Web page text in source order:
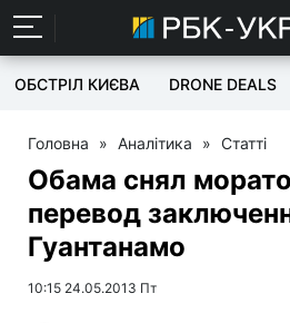
ОБСТРІЛ КИЄВА DRONE DEALS
Головна » Аналітика » Статті
Обама снял
перевод
Гуантанамо
10:15 24.05.2013 Пт